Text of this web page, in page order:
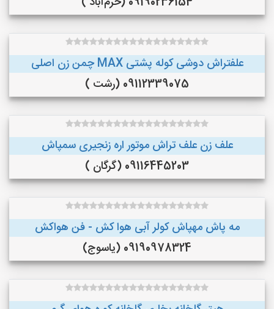
علفتراش دوشی کوله پشتی MAX چمن زن اصلی
09112339075 (رشت )
علف زن علف تراش موتور اره زنجیری سمپاش
09116445203 (گرگان )
مه پاش مهپاش کولر آبی هوا کش - فن هواکش
09190978324 (یاسوج)